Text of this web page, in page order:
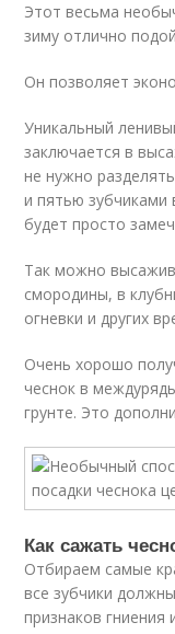
Этот весьма
зиму отлично
Он позволяет
Уникальный
заключается в
не нужно
и пятью зубчиками
будет просто
Так можно
смородины, в
огневки и других
Очень хорошо
чеснок в
грунте. Это
Как сажать
Отбираем самые
все зубчики
признаков